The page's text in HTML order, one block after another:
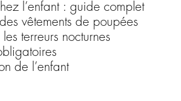
l’enfant : guide complet
vêtements de poupées
terreurs nocturnes
de l’enfant